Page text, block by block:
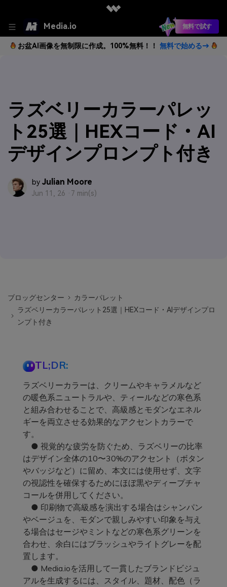
Media.io 無料で試す
お盆AI画像を無制限に作成。100%無料！！ 無料で始める→
ラズベリーカラーパレッ
ト25選｜HEXコード・AI
デザインプロンプト付き
by Julian Moore
Jun 11, 26 · 7 min(s)
ブロッグセンター
カラーパレット
ラズベリーカラーパレット25選｜HEXコード・AIデザインプロ
ンプト付き
TL;DR:
ラズベリーカラーは、クリームやキャラメルなど
の暖色系ニュートラルや、ティールなどの寒色系
と組み合わせることで、高級感とモダンなエネル
ギーを両立させる効果的なアクセントカラーで
す。
● 視覚的な疲労を防ぐため、ラズベリーの比率
はデザイン全体の10〜30%のアクセント（ボタン
やバッジなど）に留め、本文には使用せず、文字
の視認性を確保するためにほぼ黒やディープチャ
コールを併用してください。
● 印刷物で高級感を演出する場合はシャンパン
やベージュを、モダンで親しみやすい印象を与え
る場合はセージやミントなどの寒色系グリーンを
合わせ、余白にはブラッシュやライトグレーを配
置します。
● Media.ioを活用して一貫したブランドビジュ
アルを生成するには、スタイル、題材、配色（ラ